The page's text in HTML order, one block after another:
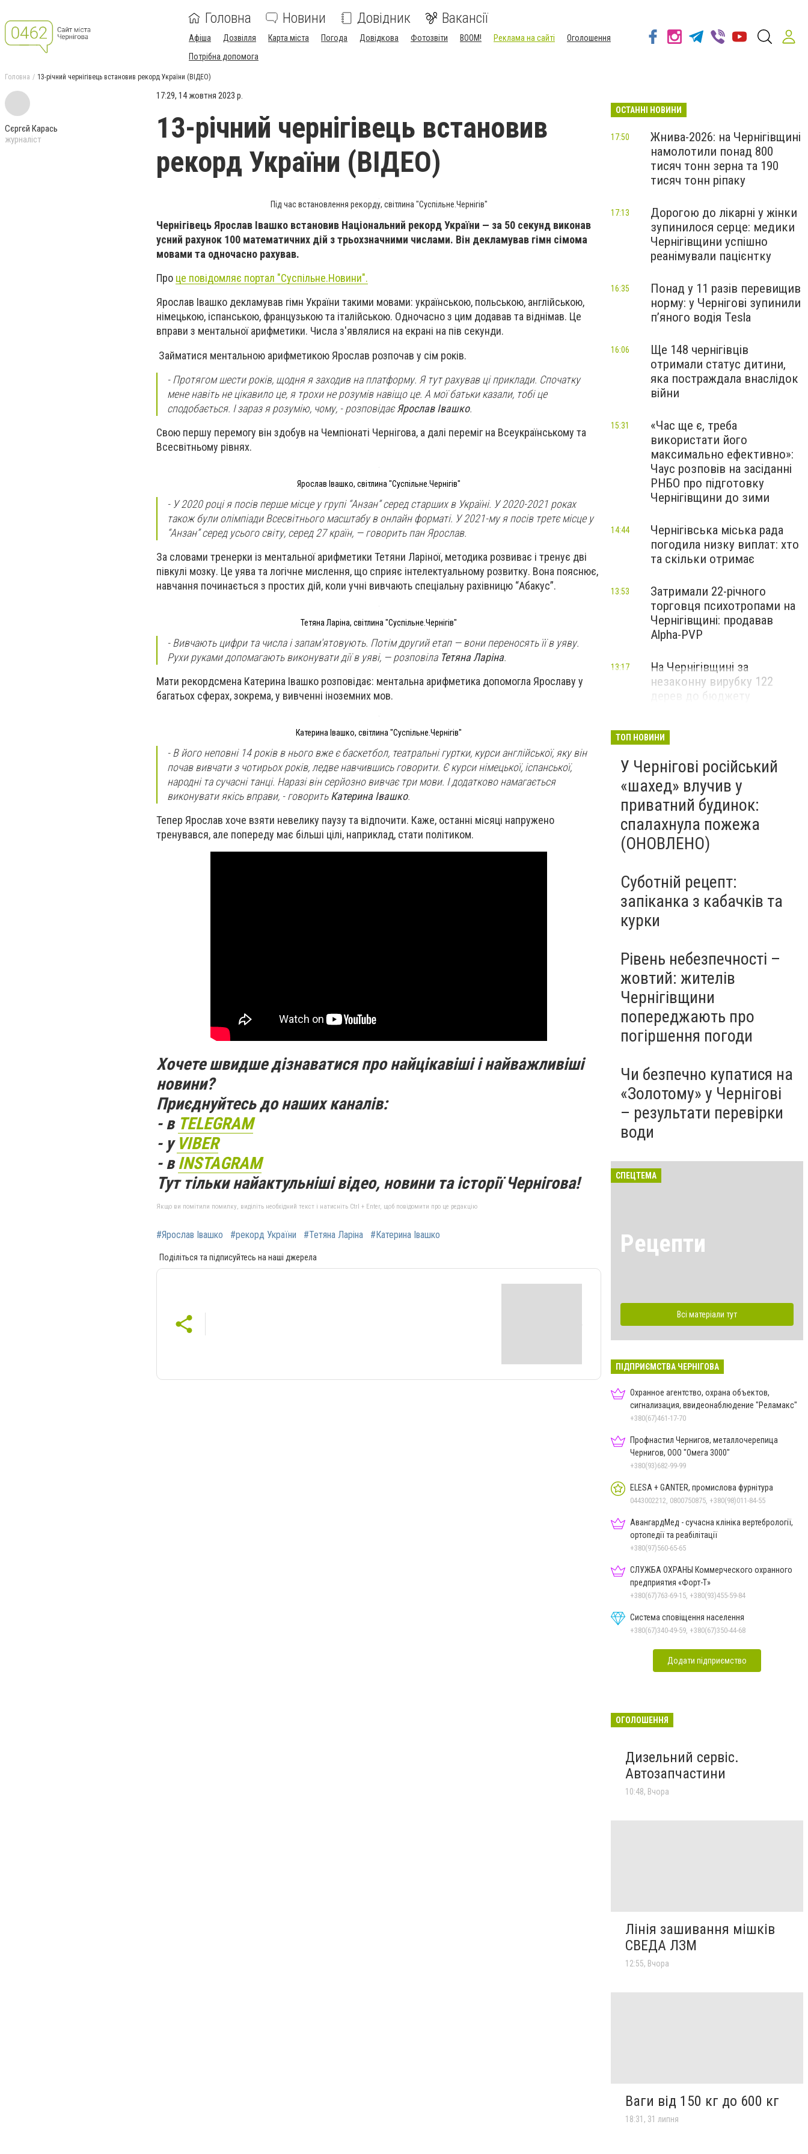
Головна Новини Довідник Вакансії
Афіша Дозвілля Карта міста Погода Довідкова Фотозвіти BOOM! Реклама на сайті
Оголошення
Потрібна допомога
Головна 13-річний чернігівець встановив рекорд України (ВІДЕО)
Сєргєй Карась
журналіст
17:29, 14 жовтня 2023 р.
13-річний чернігівець встановив
рекорд України (ВІДЕО)
Під час встановлення рекорду, світлина "Суспільне.Чернігів"
Чернігівець Ярослав Івашко встановив Національний рекорд України — за 50 секунд виконав
усний рахунок 100 математичних дій з трьохзначними числами. Він декламував гімн сімома
мовами та одночасно рахував.
Про це повідомляє портал "Суспільне.Новини".
Ярослав Івашко декламував гімн України такими мовами: українською, польською, англійською,
німецькою, іспанською, французькою та італійською. Одночасно з цим додавав та віднімав. Це
вправи з ментальної арифметики. Числа з'являлися на екрані на пів секунди.
Займатися ментальною арифметикою Ярослав розпочав у сім років.
- Протягом шести років, щодня я заходив на платформу. Я тут рахував ці приклади. Спочатку
мене навіть не цікавило це, я трохи не розумів навіщо це. А мої батьки казали, тобі це
сподобається. І зараз я розумію, чому, - розповідаєЯрослав Івашко.
Свою першу перемогу він здобув на Чемпіонаті Чернігова, а далі переміг на Всеукраїнському та
Всесвітньому рівнях.
Ярослав Івашко, світлина "Суспільне.Чернігів"
- У 2020 році я посів перше місце у групі “Анзан” серед старших в Україні. У 2020-2021 роках
також були олімпіади Всесвітнього масштабу в онлайн форматі. У 2021-му я посів третє місце у
“Анзан” серед усього світу, серед 27 країн, — говорить пан Ярослав.
За словами тренерки із ментальної арифметики Тетяни Ларіної, методика розвиває і тренує дві
півкулі мозку. Це уява та логічне мислення, що сприяє інтелектуальному розвитку. Вона пояснює,
навчання починається з простих дій, коли учні вивчають спеціальну рахівницю “Абакус”.
Тетяна Ларіна, світлина "Суспільне.Чернігів"
- Вивчають цифри та числа і запам'ятовують. Потім другий етап — вони переносять її в уяву.
Рухи руками допомагають виконувати дії в уяві, — розповіла Тетяна Ларіна.
Мати рекордсмена Катерина Івашко розповідає: ментальна арифметика допомогла Ярославу у
багатьох сферах, зокрема, у вивченні іноземних мов.
Катерина Івашко, світлина "Суспільне.Чернігів"
- В його неповні 14 років в нього вже є баскетбол, театральні гуртки, курси англійської, яку він
почав вивчати з чотирьох років, ледве навчившись говорити. Є курси німецької, іспанської,
народні та сучасні танці. Наразі він серйозно вивчає три мови. І додатково намагається
виконувати якісь вправи, - говоритьКатерина Івашко.
Тепер Ярослав хоче взяти невелику паузу та відпочити. Каже, останні місяці напружено
тренувався, але попереду має більші цілі, наприклад, стати політиком.
Хочете швидше дізнаватися про найцікавіші і найважливіші
новини?
Приєднуйтесь до наших каналів:
- в TELEGRAM
- у VIBER
- вINSTAGRAM
Тут тільки найактульніші відео, новини та історії Чернігова!
Якщо ви помітили помилку, виділіть необхідний текст і натисніть Ctrl + Enter, щоб повідомити про це редакцію
#Ярослав Івашко #рекорд України #Тетяна Ларіна #Катерина Івашко
Поділіться та підписуйтесь на наші джерела
ОСТАННІ НОВИНИ
Жнива-2026: на Чернігівщині
намолотили понад 800
тисяч тонн зерна та 190
тисяч тонн ріпаку
17:50
Дорогою до лікарні у жінки
зупинилося серце: медики
Чернігівщини успішно
реанімували пацієнтку
17:13
Понад у 11 разів перевищив
норму: у Чернігові зупинили
пʼяного водія Tesla
16:35
Ще 148 чернігівців
отримали статус дитини,
яка постраждала внаслідок
війни
16:06
«Час ще є, треба
використати його
максимально ефективно»:
Чаус розповів на засіданні
РНБО про підготовку
Чернігівщини до зими
15:31
Чернігівська міська рада
погодила низку виплат: хто
та скільки отримає
14:44
Затримали 22-річного
торговця психотропами на
Чернігівщині: продавав
Alpha-PVP
13:53
На Чернігівщині за
незаконну вирубку 122
дерев до бюджету
13:17
ТОП НОВИНИ
У Чернігові російський
«шахед» влучив у
приватний будинок:
спалахнула пожежа
(ОНОВЛЕНО)
Суботній рецепт:
запіканка з кабачків та
курки
Рівень небезпечності –
жовтий: жителів
Чернігівщини
попереджають про
погіршення погоди
Чи безпечно купатися на
«Золотому» у Чернігові
– результати перевірки
води
СПЕЦТЕМА
Рецепти
Всі матеріали тут
ПІДПРИЄМСТВА ЧЕРНІГОВА
Охранное агентство, охрана объектов,
сигнализация, ввидеонаблюдение "Реламакс"
+380(67)461-17-70
Профнастил Чернигов, металлочерепица
Чернигов, ООО "Омега 3000"
+380(93)682-99-99
ELESA + GANTER, промислова фурнітура
0443002212, 0800750875, +380(98)011-84-55
АвангардМед - сучасна клініка вертебрології,
ортопедії та реабілітації
+380(97)560-65-65
СЛУЖБА ОХРАНЫ Коммерческого охранного
предприятия «Форт-Т»
+380(67)763-69-15, +380(93)455-59-84
Система сповіщення населення
+380(67)340-49-59, +380(67)350-44-68
Додати підприємство
ОГОЛОШЕННЯ
Дизельний сервіс.
Автозапчастини
10:48, Вчора
Лінія зашивання мішків
СВЕДА ЛЗМ
12:55, Вчора
Ваги від 150 кг до 600 кг
18:31, 31 липня